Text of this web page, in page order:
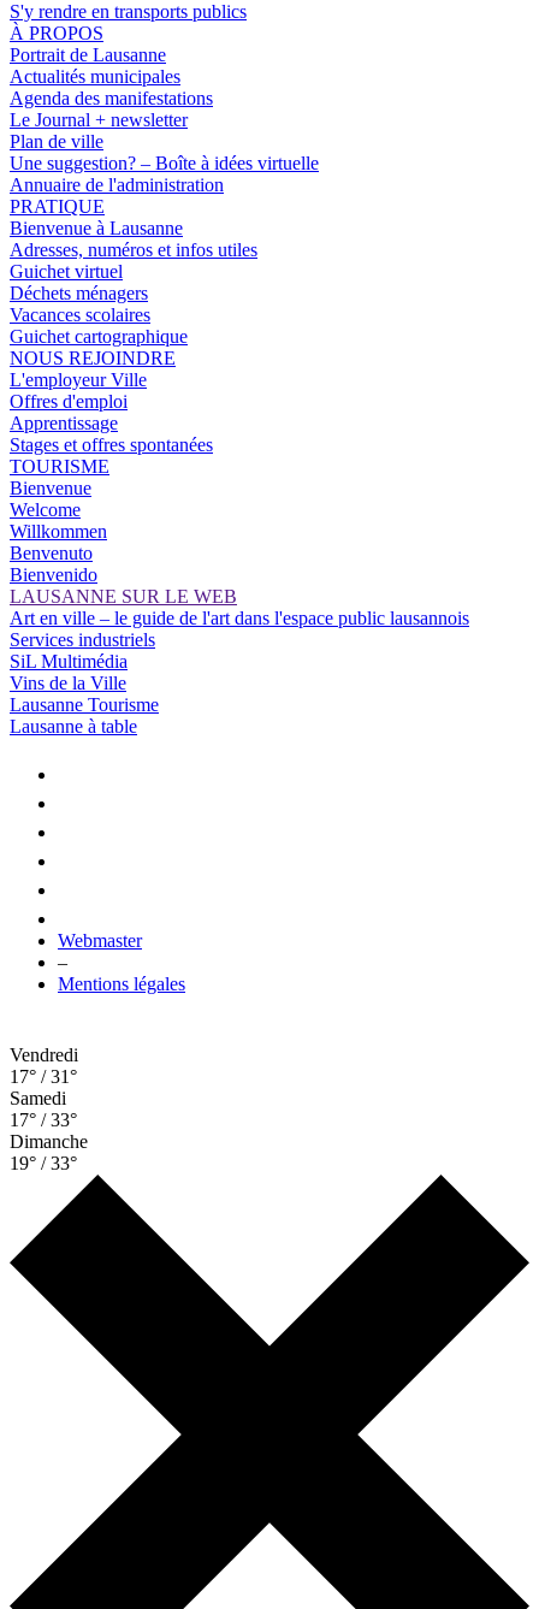
S'y rendre en transports publics
À PROPOS
Portrait de Lausanne
Actualités municipales
Agenda des manifestations
Le Journal + newsletter
Plan de ville
Une suggestion? – Boîte à idées virtuelle
Annuaire de l'administration
PRATIQUE
Bienvenue à Lausanne
Adresses, numéros et infos utiles
Guichet virtuel
Déchets ménagers
Vacances scolaires
Guichet cartographique
NOUS REJOINDRE
L'employeur Ville
Offres d'emploi
Apprentissage
Stages et offres spontanées
TOURISME
Bienvenue
Welcome
Willkommen
Benvenuto
Bienvenido
LAUSANNE SUR LE WEB
Art en ville – le guide de l'art dans l'espace public lausannois
Services industriels
SiL Multimédia
Vins de la Ville
Lausanne Tourisme
Lausanne à table
Webmaster
–
Mentions légales
Vendredi
17° / 31°
Samedi
17° / 33°
Dimanche
19° / 33°